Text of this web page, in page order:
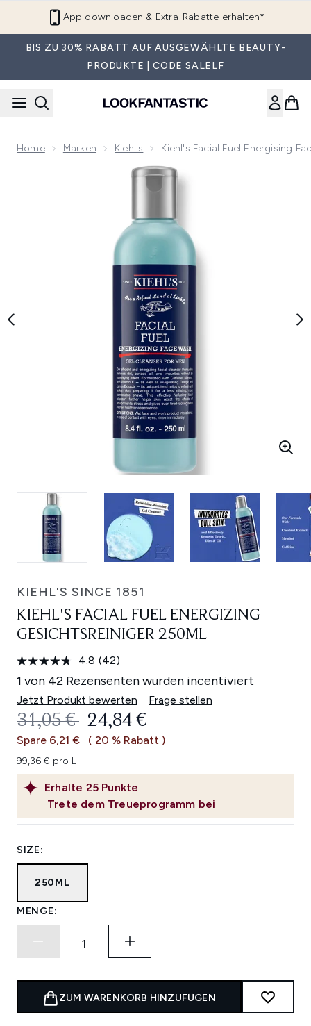
App downloaden & Extra-Rabatte erhalten*
BIS ZU 30% RABATT AUF AUSGEWÄHLTE BEAUTY-
PRODUKTE | CODE SALELF
Home Marken Kiehl's Kiehl's Facial Fuel Energising
Now showing image 1 Kiehl's Facial Fuel Energizing
KIEHL'S SINCE 1851
KIEHL'S FACIAL FUEL ENERGIZING
GESICHTSREINIGER 250ML
4.8 42
Bewertungen
lesen.
Link
auf
derselben
Seite.
(42)
1 von 42 Rezensenten wurden incentiviert
Jetzt Produkt bewerten Frage stellen
Erhalte 25 Punkte
Trete dem Treueprogramm bei
UNVERBINDLICHE
31,05 € AKTUELLER PREIS:
24,84 €
Spare 6,21 € ( 20 % Rabatt )
99,36 € pro L
SIZE:
250ML
MENGE:
ZUM WARENKORB HINZUFÜGEN